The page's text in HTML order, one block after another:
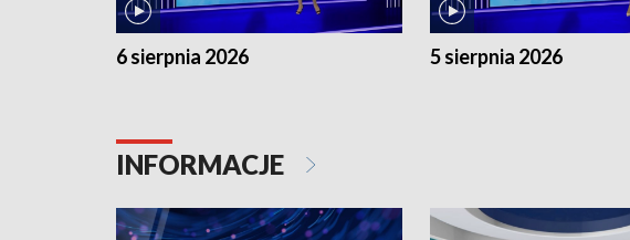
6 sierpnia 2026 5 sierpnia 2026
INFORMACJE